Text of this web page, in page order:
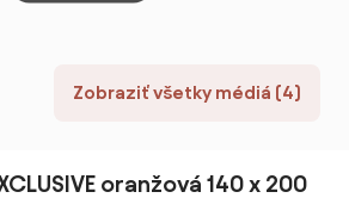
Zobraziť všetky médiá (4)
oranžová 140 x 200